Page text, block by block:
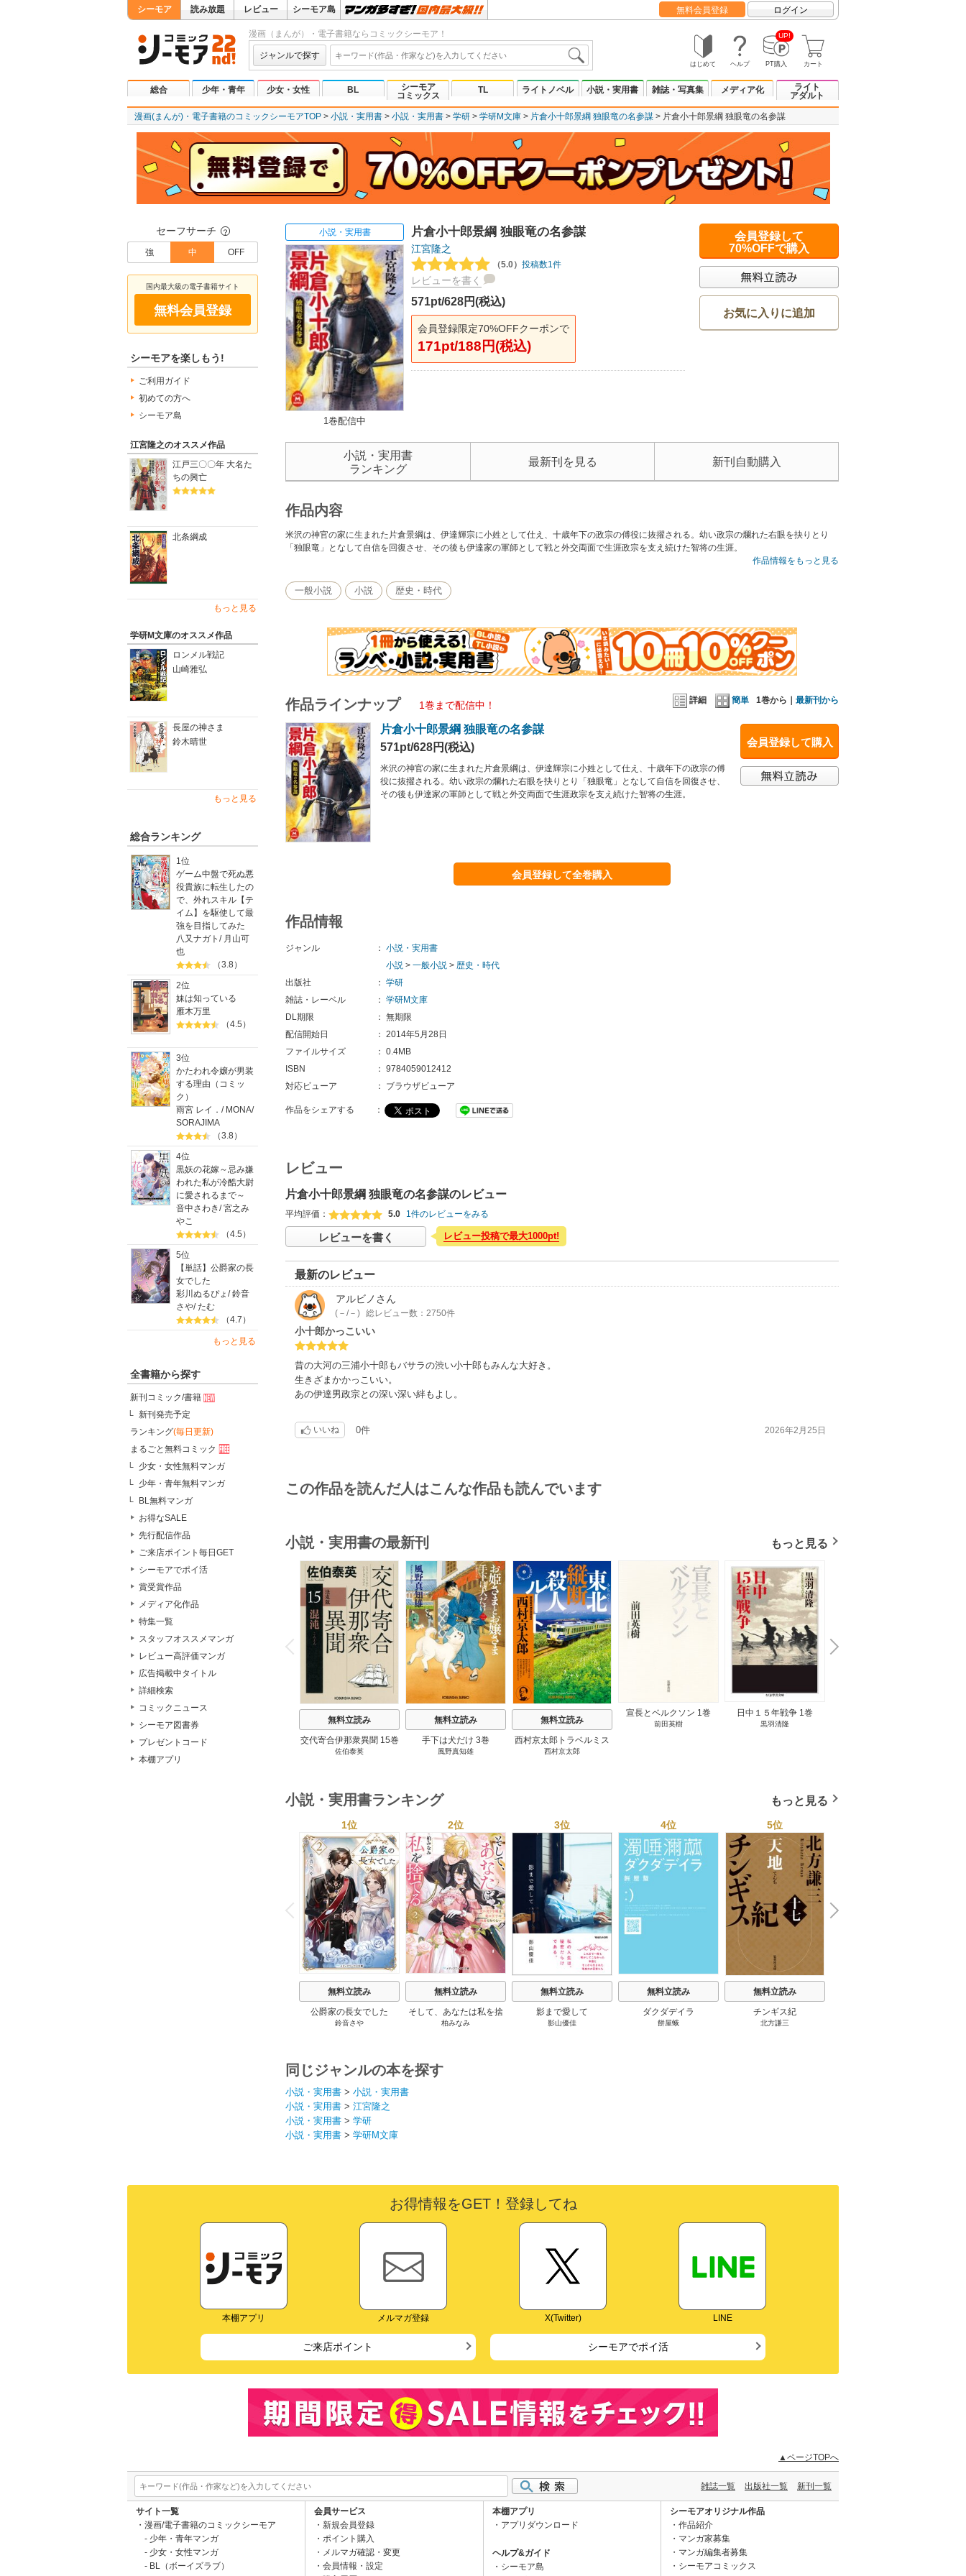
シーモア 読み放題 レビュー シーモア島 無料会員登録 ログイン
漫画（まんが）・電子書籍ならコミックシーモア！
ジャンルで探す
はじめて ヘルプ
UP!
PT購入 カート
総合 少年・青年 少女・女性 BL
シーモア
コミックス
TL ライトノベル 小説・実用書 雑誌・写真集 メディア化
ライト
アダルト
漫画(まんが)・電子書籍のコミックシーモアTOP 小説・実用書 小説・実用書 学研 学研M文庫 片倉小十郎景綱 独眼竜の名参謀 片倉小十郎景綱 独眼竜の名参謀
セーフサーチ ？
強 中 OFF
国内最大級の電子書籍サイト
無料会員登録
シーモアを楽しもう!
ご利用ガイド
初めての方へ
シーモア島
江宮隆之のオススメ作品
江戸三〇〇年 大名た
ちの興亡
北条綱成
もっと見る
学研M文庫のオススメ作品
ロンメル戦記
山崎雅弘
長屋の神さま
鈴木晴世
もっと見る
総合ランキング
1位
ゲーム中盤で死ぬ悪
役貴族に転生したの
で、外れスキル【テ
イム】を駆使して最
強を目指してみた
八又ナガト / 月山可
也
（3.8）
2位
妹は知っている
雁木万里
（4.5）
3位
かたわれ令嬢が男装
する理由（コミッ
ク）
雨宮 レイ． / MONA/
SORAJIMA
（3.8）
4位
黒妖の花嫁～忌み嫌
われた私が冷酷大尉
に愛されるまで～
音中さわき/宮之み
やこ
（4.5）
5位
【単話】公爵家の長
女でした
彩川ぬるぴょ /鈴音
さや/たむ
（4.7）
もっと見る
全書籍から探す
新刊コミック/書籍
新刊発売予定
ランキング(毎日更新)
まるごと無料コミック
少女・女性無料マンガ
少年・青年無料マンガ
BL無料マンガ
お得なSALE
先行配信作品
ご来店ポイント毎日GET
シーモアでポイ活
賞受賞作品
メディア化作品
特集一覧
スタッフオススメマンガ
レビュー高評価マンガ
広告掲載中タイトル
詳細検索
コミックニュース
シーモア図書券
プレゼントコード
本棚アプリ
小説・実用書
1巻配信中
片倉小十郎景綱 独眼竜の名参謀
江宮隆之
（5.0） 投稿数1件
レビューを書く
571pt/628円(税込)
会員登録限定70%OFFクーポンで
171pt/188円(税込)
会員登録して
70%OFFで購入
お気に入りに追加
小説・実用書
ランキング
最新刊を見る 新刊自動購入
作品内容
米沢の神官の家に生まれた片倉景綱は、伊達輝宗に小姓として仕え、十歳年下の政宗の傅役に抜擢される。幼い政宗の爛れた右眼を抉りとり
「独眼竜」となして自信を回復させ、その後も伊達家の軍師として戦と外交両面で生涯政宗を支え続けた智将の生涯。
作品情報をもっと見る
一般小説 小説 歴史・時代
詳細 簡単 1巻から｜ 最新刊から
作品ラインナップ 1巻まで配信中！
会員登録して購入
片倉小十郎景綱 独眼竜の名参謀
571pt/628円(税込)
米沢の神官の家に生まれた片倉景綱は、伊達輝宗に小姓として仕え、十歳年下の政宗の傅
役に抜擢される。幼い政宗の爛れた右眼を抉りとり「独眼竜」となして自信を回復させ、
その後も伊達家の軍師として戦と外交両面で生涯政宗を支え続けた智将の生涯。
会員登録して全巻購入
作品情報
ジャンル ： 小説・実用書
小説 > 一般小説 > 歴史・時代
出版社
： 学研
雑誌・レーベル
： 学研M文庫
DL期限
： 無期限
配信開始日
： 2014年5月28日
ファイルサイズ
： 0.4MB
ISBN
： 9784059012412
対応ビューア
： ブラウザビューア
作品をシェアする ：
レビュー
片倉小十郎景綱 独眼竜の名参謀のレビュー
平均評価： 5.0 1件のレビューをみる
レビューを書く レビュー投稿で最大1000pt!
最新のレビュー
アルビノ さん
(－/－) 総レビュー数：2750件
小十郎かっこいい
昔の大河の三浦小十郎もバサラの渋い小十郎もみんな大好き。
生きざまかかっこいい。
あの伊達男政宗との深い深い絆もよし。
いいね 0件 2026年2月25日
この作品を読んだ人はこんな作品も読んでいます
小説・実用書の最新刊 もっと見る
P
r
e
i
o
u
s
無料立読み
交代寄合伊那衆異聞 15巻
佐伯泰英
無料立読み
手下は犬だけ 3巻
風野真知雄
無料立読み
西村京太郎トラベルミス
テリー・セレクション 2
西村京太郎
宣長とベルクソン 1巻
前田英樹
日中１５年戦争 1巻
黒羽清隆
N
e
x
t
小説・実用書ランキング もっと見る
P
r
e
v
i
o
u
s
1位
無料立読み
公爵家の長女でした
鈴音さや
2位
無料立読み
そして、あなたは私を捨
てる
柏みなみ
3位
無料立読み
影まで愛して
影山優佳
4位
無料立読み
ダクダデイラ
餅屋蛾
5位
無料立読み
チンギス紀
北方謙三
N
x
同じジャンルの本を探す
小説・実用書 > 小説・実用書
小説・実用書 > 江宮隆之
小説・実用書 > 学研
小説・実用書 > 学研M文庫
お得情報をGET！登録してね
本棚アプリ メルマガ登録 X(Twitter) LINE
ご来店ポイント シーモアでポイ活
▲ページTOPへ
雑誌一覧 出版社一覧 新刊一覧
サイト一覧
漫画/電子書籍のコミックシーモア
少年・青年マンガ
少女・女性マンガ
BL（ボーイズラブ）
会員サービス
新規会員登録
ポイント購入
メルマガ確認・変更
会員情報・設定
本棚アプリ
アプリダウンロード
ヘルプ&ガイド
シーモア島
シーモアオリジナル作品
作品紹介
マンガ家募集
マンガ編集者募集
シーモアコミックス